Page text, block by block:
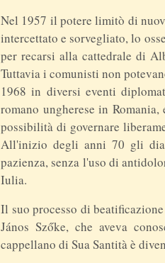
Nel 1957 il potere limitò di
intercettato e sorvegliato, lo
per recarsi alla cattedrale di
Tuttavia i comunisti non
1968 in diversi eventi
romano ungherese in
possibilità di governare
All'inizio degli anni 70 gli
pazienza, senza l'uso di
Iulia.
Il suo processo di
János Szőke, che aveva
cappellano di Sua Santità è